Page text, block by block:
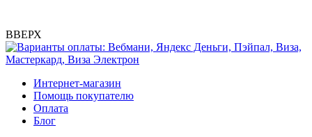
ВВЕРХ
Интернет-магазин
Помощь покупателю
Оплата
Блог